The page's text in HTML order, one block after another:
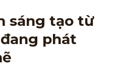
sáng tạo từ
phát